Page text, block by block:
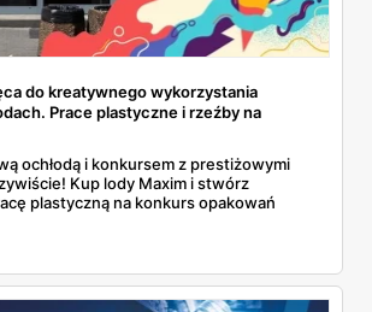
do kreatywnego wykorzystania
Prace plastyczne i rzeźby na
ochłodą i konkursem z prestiżowymi
Kup lody Maxim i stwórz
plastyczną na konkurs opakowań